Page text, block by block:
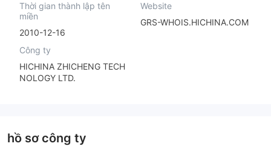
Thời gian thành lập tên
miền
2010-12-16
Website
GRS-WHOIS.HICHINA.COM
Công ty
HICHINA ZHICHENG TECH
NOLOGY LTD.
hồ sơ công ty